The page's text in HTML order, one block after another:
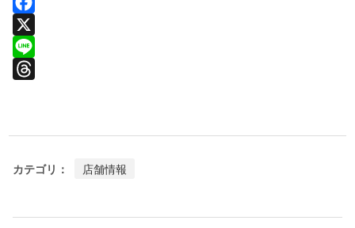
F
a
c
o
k
X
L
e
r
a
カテゴリ： 店舗情報